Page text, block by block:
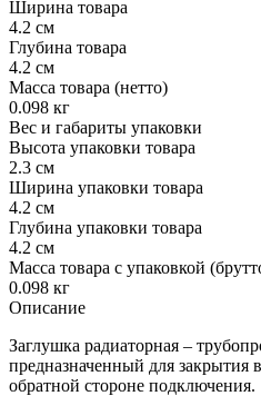
Ширина товара
4.2 см
Глубина товара
4.2 см
Масса товара (нетто)
0.098 кг
Вес и габариты упаковки
Высота упаковки товара
2.3 см
Ширина упаковки товара
4.2 см
Глубина упаковки товара
4.2 см
Масса товара с упаковкой
0.098 кг
Описание
Заглушка радиаторная –
предназначенный для закрытия
обратной стороне подключения.